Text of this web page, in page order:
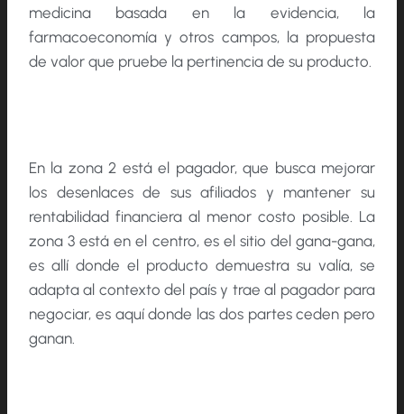
medicina basada en la evidencia, la
farmacoeconomía y otros campos, la propuesta
de valor que pruebe la pertinencia de su producto.
En la zona 2 está el pagador, que busca mejorar
los desenlaces de sus afiliados y mantener su
rentabilidad financiera al menor costo posible. La
zona 3 está en el centro, es el sitio del gana-gana,
es allí donde el producto demuestra su valía, se
adapta al contexto del país y trae al pagador para
negociar, es aquí donde las dos partes ceden pero
ganan.